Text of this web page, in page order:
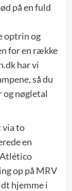
på en fuld
optrin og
for en række
har vi
så du
og nøgletal
via to
en
op på MRV
hjemme i